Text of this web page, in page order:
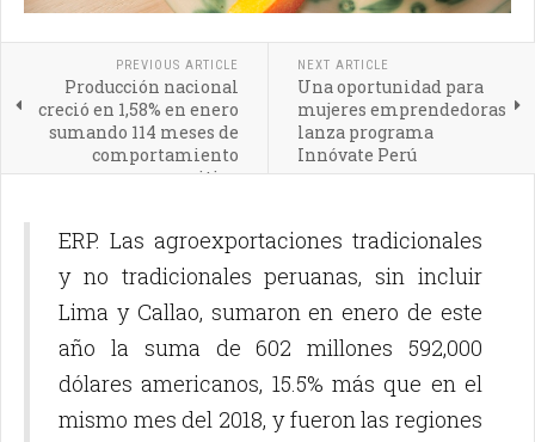
PREVIOUS ARTICLE
Producción nacional
creció en 1,58% en enero
sumando 114 meses de
comportamiento
positivo
NEXT ARTICLE
Una oportunidad para
mujeres emprendedoras
lanza programa
Innóvate Perú
ERP. Las agroexportaciones tradicionales
y no tradicionales peruanas, sin incluir
Lima y Callao, sumaron en enero de este
año la suma de 602 millones 592,000
dólares americanos, 15.5% más que en el
mismo mes del 2018, y fueron las regiones